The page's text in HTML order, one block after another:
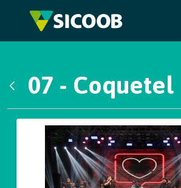
Pular para o Conteúdo principal
07 - Coquetel
Galeria de Mídias